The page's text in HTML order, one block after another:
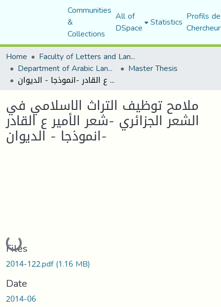
Communities
&
Collections
All of
DSpace Statistics Profils
Home
Faculty of Letters and Languages
Department of Arabic Language and Literature Master Thesis
ملامح توظيف التراث الاسلامي في الشعر الجزائري -شعر الأمير ع القادر -انموذجا - الديوان
ملامح توظيف التراث الاسلامي في
الشعر الجزائري -شعر الأمير ع القادر
-انموذجا - الديوان
Loading...
Files
2014-122.pdf(1.16 MB)
Date
2014-06